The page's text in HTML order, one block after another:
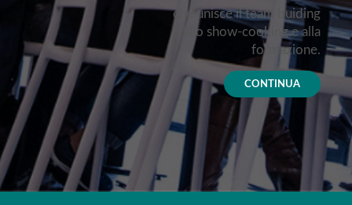
che unisce il team buiding
allo show-cooking e alla
formazione.
CONTINUA